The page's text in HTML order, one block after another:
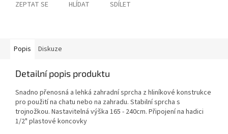
ZEPTAT SE HLÍDAT SDÍLET
Popis Diskuze
Detailní popis produktu
Snadno přenosná a lehká zahradní sprcha z hliníkové konstrukce
pro použití na chatu nebo na zahradu. Stabilní sprcha s
trojnožkou. Nastavitelná výška 165 - 240cm. Připojení na hadici
1/2" plastové koncovky